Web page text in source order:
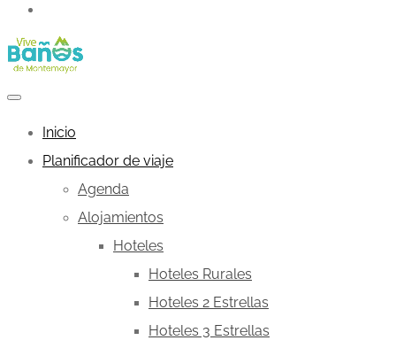
Inicio
Planificador de viaje
Agenda
Alojamientos
Hoteles
Hoteles Rurales
Hoteles 2 Estrellas
Hoteles 3 Estrellas